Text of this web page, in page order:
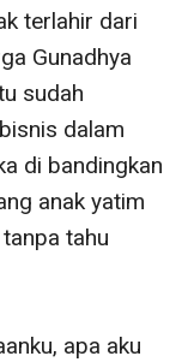
terlahir dari
Gunadhya
sudah
dalam
di bandingkan
anak yatim
tahu
apa aku